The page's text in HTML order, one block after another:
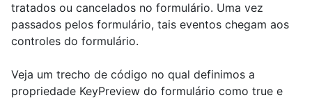
tratados ou cancelados no formulário. Uma vez
passados pelos formulário, tais eventos chegam aos
controles do formulário.
Veja um trecho de código no qual definimos a
propriedade KeyPreview do formulário como true e